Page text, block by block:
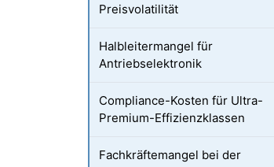
Preisvolatilität
Halbleitermangel für
Antriebselektronik
Compliance-Kosten für Ultra-
Premium-Effizienzklassen
Fachkräftemangel bei der